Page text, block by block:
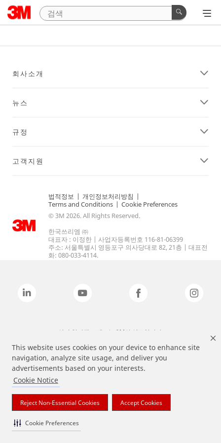
This website uses cookies on your device to enhance site
navigation, analyze site usage, and deliver you
advertisements based on your interests.
Cookie Notice
Reject Non-Essential Cookies Accept Cookies
Cookie Preferences
회사소개
뉴스
규정
고객지원
법적정보 | 개인정보처리방침 |
Terms and Conditions | Cookie Preferences
© 3M 2026. All Rights Reserved.
한국쓰리엠 ㈜
대표자 : 이정한 | 사업자등록번호 116-81-06399
주소: 서울특별시 영등포구 의사당대로 82, 21층 | 대표전
화: 080-033-4114.
상기 열거된 브랜드는 3M의 상표입니다.